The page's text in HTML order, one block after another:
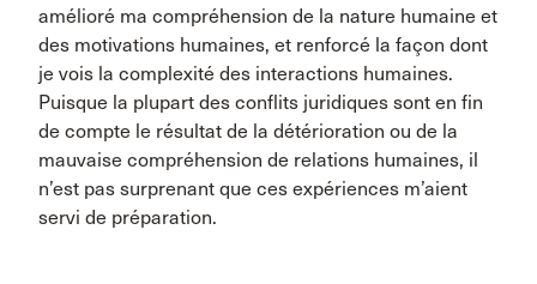
amélioré ma compréhension de la nature humaine et
des motivations humaines, et renforcé la façon dont
je vois la complexité des interactions humaines.
Puisque la plupart des conflits juridiques sont en fin
de compte le résultat de la détérioration ou de la
mauvaise compréhension de relations humaines, il
n’est pas surprenant que ces expériences m’aient
servi de préparation.